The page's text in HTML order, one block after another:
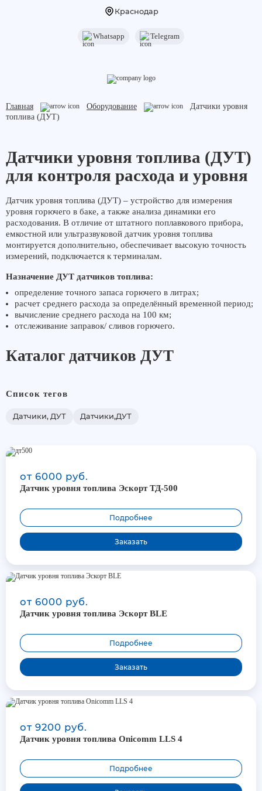
Краснодар
Whatsapp Telegram
Мониторинг транспорта
Терминалы
Датчики уровня топлива (ДУТ)
Оборудование для АЗС
Оборудование УВЭОС
Оборудование под ПП 969 и ПП 2216
Дополнительное оборудование
Агронавигаторы
Блоки управления опрыскивателем
Автопилот для трактора
Главная Оборудование
Датчики уровня
топлива (ДУТ)
Датчики уровня топлива (ДУТ)
для контроля расхода и уровня
Датчик уровня топлива (ДУТ) – устройство для измерения
уровня горючего в баке, а также анализа динамики его
расходования. В отличие от штатного поплавкового прибора,
емкостной или ультразвуковой датчик уровня топлива
монтируется дополнительно, обеспечивает высокую точность
измерений, подключается к терминалам.
Назначение ДУТ датчиков топлива:
определение точного запаса горючего в литрах;
расчет среднего расхода за определённый временной период;
вычисление среднего расхода на 100 км;
отслеживание заправок/ сливов горючего.
Каталог датчиков ДУТ
Список тегов
Датчики, ДУТ Датчики,ДУТ
от 6000 руб.
Датчик уровня топлива Эскорт ТД-500
Подробнее
Заказать
от 6000 руб.
Датчик уровня топлива Эскорт BLE
Подробнее
Заказать
от 9200 руб.
Датчик уровня топлива Onicomm LLS 4
Подробнее